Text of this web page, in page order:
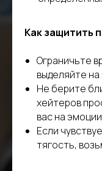
Как защитить
Ограничьте
выделяйте
Не берите
хейтеров
вас на
Если
тягость,